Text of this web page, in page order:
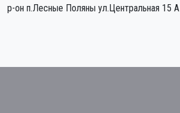
р-он п.Лесные Поляны ул.Центральная 15 А